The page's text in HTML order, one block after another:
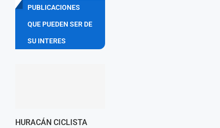
PUBLICACIONES
QUE PUEDEN SER DE
SU INTERES
HURACÁN CICLISTA